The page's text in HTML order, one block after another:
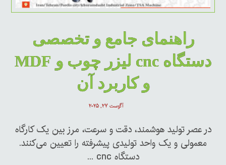
راهنمای جامع و تخصصی
دستگاه cnc لیزر چوب و MDF
و کاربرد آن
آگوست ۲۷, ۲۰۲۵
در عصر تولید هوشمند، دقت و سرعت، مرز بین یک کارگاه
معمولی و یک واحد تولیدی پیشرفته را تعیین می‌کنند.
دستگاه cnc ...